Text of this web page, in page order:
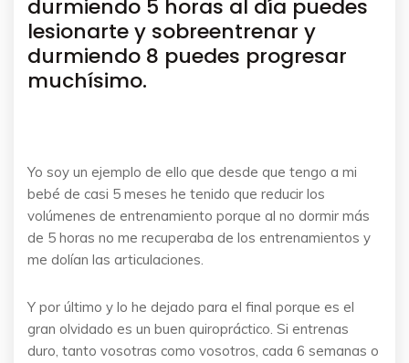
durmiendo 5 horas al día puedes
lesionarte y sobreentrenar y
durmiendo 8 puedes progresar
muchísimo.
Yo soy un ejemplo de ello que desde que tengo a mi
bebé de casi 5 meses he tenido que reducir los
volúmenes de entrenamiento porque al no dormir más
de 5 horas no me recuperaba de los entrenamientos y
me dolían las articulaciones.
Y por último y lo he dejado para el final porque es el
gran olvidado es un buen quiropráctico. Si entrenas
duro, tanto vosotras como vosotros, cada 6 semanas o